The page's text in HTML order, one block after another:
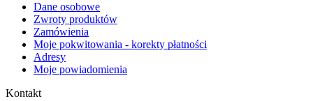
Dane osobowe
Zwroty produktów
Zamówienia
Moje pokwitowania - korekty płatności
Adresy
Moje powiadomienia
Kontakt